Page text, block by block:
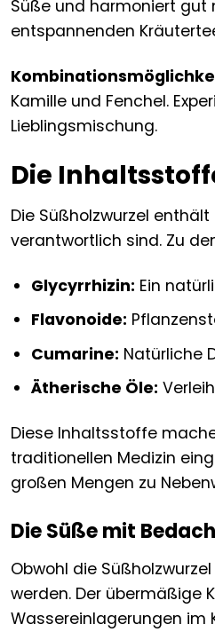
Süße und harmoniert gut
entspannenden
Kamille und Fenchel.
Lieblingsmischung.
Die
Die Süßholzwurzel
verantwortlich sind. Zu
Glycyrrhizin: Ein
Flavonoide:
Cumarine: Natürliche
Ätherische Öle:
Diese Inhaltsstoffe
traditionellen Medizin
großen Mengen zu
Die Süße mit
Obwohl die
werden. Der übermäßige
Wassereinlagerungen im